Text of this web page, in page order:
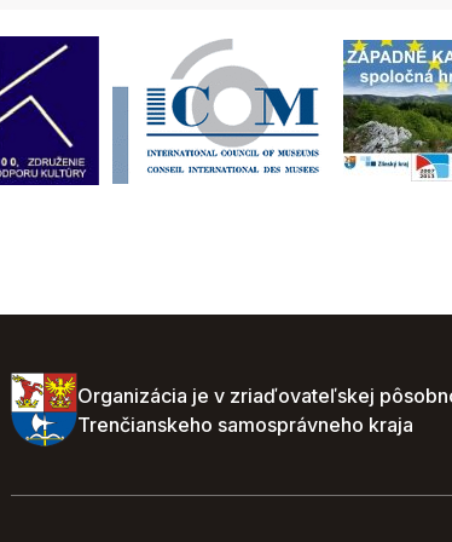
Organizácia je v zriaďovateľskej
Trenčianskeho samosprávneho kraja